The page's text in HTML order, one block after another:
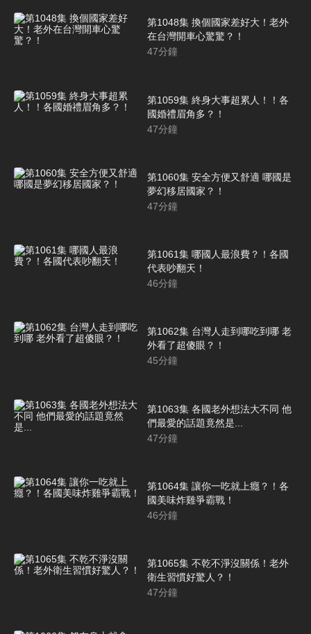
第1048集 換個國家差好大！老外
在台灣開車心驚驚？！
47分鐘
第1059集 終身大事超累人！！各
國婚禮眉角多？！
47分鐘
第1060集 安全方便又舒適 哪國是
夢幻移居國家？！
47分鐘
第1061集 哪國人最浪費？！各國
代表吵翻天！
46分鐘
第1062集 台灣人走到哪吃到哪 老
外看了超傻眼？！
45分鐘
第1063集 各國老外想法大不同 他
們最愛的話題竟然是...
47分鐘
第1064集 讓你一吃就上癮？！各
國美味炸雞爭霸戰！
46分鐘
第1065集 不乾不淨沒關係！老外
衛生習慣好驚人？！
47分鐘